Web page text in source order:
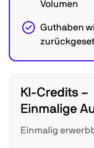
Volumen
Guthaben
KI-Credits –
Einmalige
Einmalig